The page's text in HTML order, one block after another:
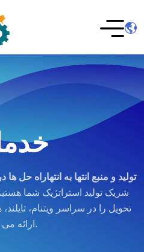
تولید و منبع انتها به انتهاراه حل ها
شریک تولید استراتژیک شما
تحویل را در سراسر ویتنام،
ارائه می دهیم.